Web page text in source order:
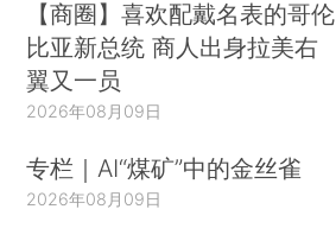
【商圈】喜欢配戴名表的哥伦
比亚新总统 商人出身拉美右
翼又一员
2026年08月09日
专栏｜AI“煤矿”中的金丝雀
2026年08月09日